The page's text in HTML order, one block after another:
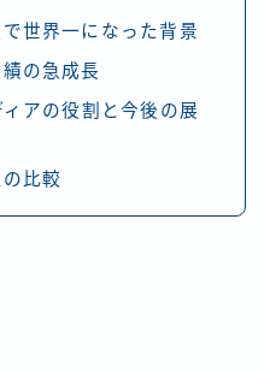
世界一になった背景
の急成長
アの役割と今後の展
比較